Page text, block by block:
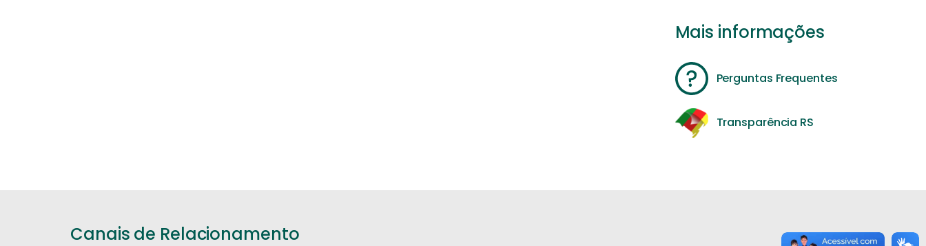
Mais informações
Perguntas Frequentes
Transparência RS
Canais de Relacionamento